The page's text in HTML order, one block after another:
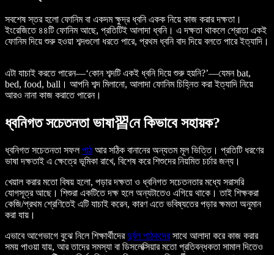
সবশেষ স্তর হলো ফোনিম বা একদম ক্ষুদ্র ধ্বনি একক নিয়ে কাজ করার দক্ষতা।
ইংরেজিতে ৪৪টি ফোনিম আছে, প্রতিটিই আলাদা ধ্বনি। এ দক্ষতা থাকলে শ্রোতা একই
ফোনিম দিয়ে শুরু হওয়া শব্দগুলো ধরতে পারে, প্রথম ধ্বনি বাদ দিয়ে বলতে পারে ইত্যাদি।
এটা যাচাই করতে পারেন—‘কোন শব্দটি একই ধ্বনি দিয়ে শুরু হয়নি?’—যেমন bat,
bed, food, ball। আপনি শব্দ মিলানো, আলাদা ফোনিম চিহ্নিত করা ইত্যাদি নিয়ে
আরও নানা কাজ করাতে পারেন।
ধ্বনিগত সচেতনতা ভাষা習নে কিভাবে সহায়ক?
ধ্বনিগত সচেতনতা সফলপাঠআর সঠিক বানানের অন্যতম মূল ভিত্তি। প্রতিটি ধরণের
ভাষা দক্ষতাই এ ক্ষেত্রে ভূমিকা রাখে, বিশেষ করে শিশুদের নিয়মিত চর্চার জন্য।
খেয়াল করার মতো বিষয় হলো, পড়ার দক্ষতা ও ধ্বনিগত সচেতনতার মধ্যে সরাসরি
যোগসূত্র আছে। শিশুরা একটিতে দক্ষ হলে অন্যটাতেও এগিয়ে থাকে। তাই শিক্ষকরা
কেজি/প্রথম শ্রেণিতেই এটি যাচাই করেন, কারণ এতে ভবিষ্যতের পড়ার ক্ষমতা অনুমান
করা যায়।
এভাবে আগেভাগে বুঝে নিলে শিক্ষার্থীদেরদুর্বল পাঠকদেরসাথে আলাদা করে কাজ করার
সময় পাওয়া যায়, আর তাদের সমস্যা বা ডিসলেক্সিয়ার মতো প্রতিবন্ধকতা সামাল দিতেও